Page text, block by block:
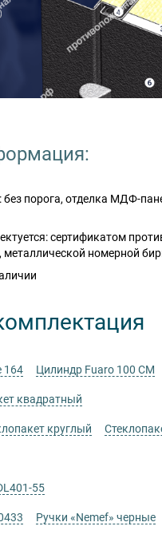
порога, отделка МДФ-
сертификатом
металлической номерной
164 Цилиндр Fuaro 100 CM
квадратный
круглый
55
Ручки «Nemef» черные